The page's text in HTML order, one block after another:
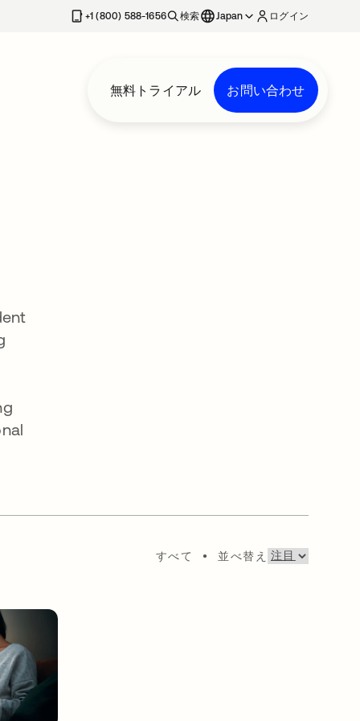
+1 (800) 588-1656 検索 Japan ログイン
無料トライアル お問い合わせ
すべて • 並べ替え